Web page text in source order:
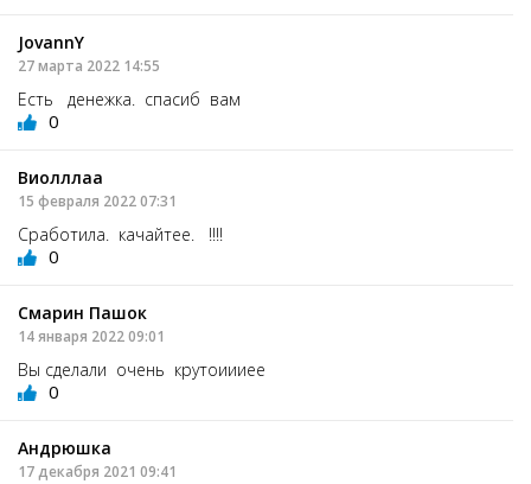
JovannY
27 марта 2022 14:55
Есть денежка. спасиб вам
0
Виолллаа
15 февраля 2022 07:31
Сработила. качайтее. !!!!
0
Смарин Пашок
14 января 2022 09:01
Вы сделали очень крутоиииее
0
Андрюшка
17 декабря 2021 09:41